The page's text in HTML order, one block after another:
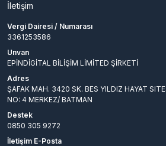
İletişim
Vergi Dairesi / Numarası
3361253586
Unvan
EPİNDİGİTAL BİLİŞİM LİMİTED ŞİRKETİ
Adres
ŞAFAK MAH. 3420 SK. BES YILDIZ HAYAT
NO: 4 MERKEZ/ BATMAN
Destek
0850 305 9272
İletişim E-Posta